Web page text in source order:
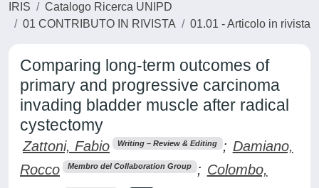
IRIS
Catalogo Ricerca UNIPD
01 CONTRIBUTO IN RIVISTA
01.01 - Articolo in rivista
Comparing long-term outcomes of
primary and progressive carcinoma
invading bladder muscle after radical
cystectomy
Zattoni, Fabio Writing – Review & Editing ; Damiano,
Rocco
Membro del Collaboration Group ; Colombo,